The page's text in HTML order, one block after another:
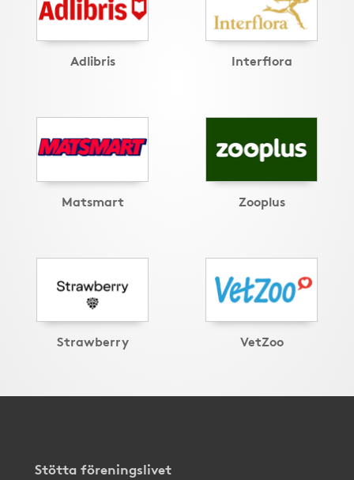
Adlibris Interflora
Matsmart Zooplus
Strawberry VetZoo
Stötta föreningslivet